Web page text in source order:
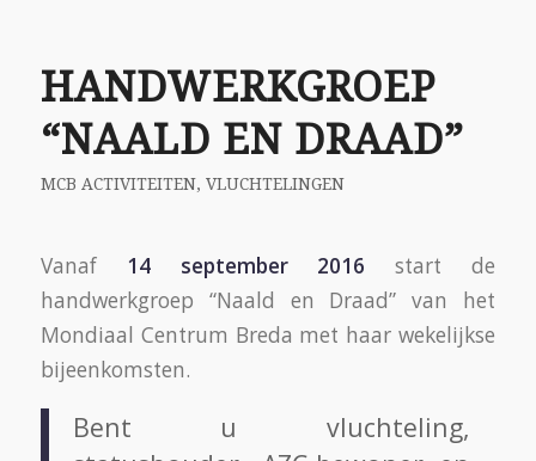
HANDWERKGROEP
“NAALD EN DRAAD”
MCB ACTIVITEITEN, VLUCHTELINGEN
Vanaf 14 september 2016 start de
handwerkgroep “Naald en Draad” van het
Mondiaal Centrum Breda met haar wekelijkse
bijeenkomsten.
Bent u vluchteling,